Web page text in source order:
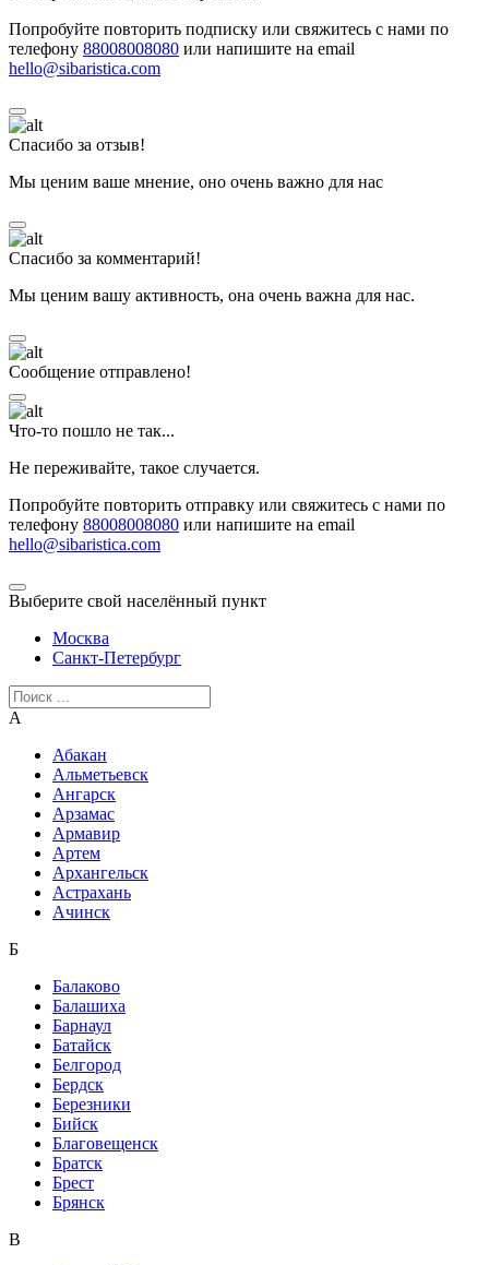
Попробуйте повторить подписку или свяжитесь с нами по
телефону 88008008080 или напишите на email
hello@sibaristica.com
Спасибо за отзыв!
Мы ценим ваше мнение, оно очень важно для нас
Спасибо за комментарий!
Мы ценим вашу активность, она очень важна для нас.
Сообщение отправлено!
Что-то пошло не так...
Не переживайте, такое случается.
Попробуйте повторить отправку или свяжитесь с нами по
телефону 88008008080 или напишите на email
hello@sibaristica.com
Выберите свой населённый пункт
Москва
Санкт-Петербург
А
Абакан
Альметьевск
Ангарск
Арзамас
Армавир
Артем
Архангельск
Астрахань
Ачинск
Б
Балаково
Балашиха
Барнаул
Батайск
Белгород
Бердск
Березники
Бийск
Благовещенск
Братск
Брест
Брянск
В